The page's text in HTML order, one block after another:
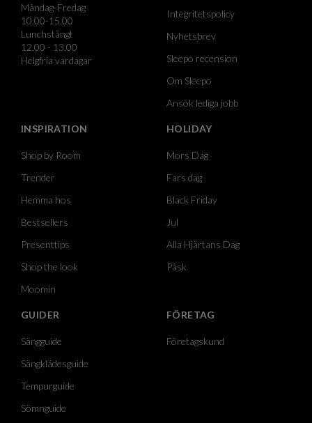
Måndag-Fredag
10.00-15.00
Lunchstängt
12.00 - 13.00
Helgfria vardagar
Integritetspolicy
Nyhetsbrev
Sleepo recension
Om Sleepo
Ansök lediga jobb
INSPIRATION
Shop by Room
Trender
Hemma hos
Bestsellers
Presenttips
Shop the look
Moomin
HOLIDAY
Mors Dag
Fars dag
Black Friday
Jul
Alla Hjärtans Dag
Påsk
GUIDER
Sängguide
Sängklädesguide
Tempurguide
Sömnguide
FÖRETAG
Företagskund